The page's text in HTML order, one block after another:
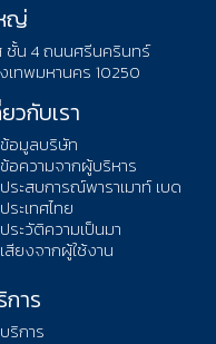
ญ่
ชั้น 4 ถนนศรีนครินทร์
เทพมหานคร 10250
วกับเรา
ข้อมูลบริษัท
ข้อความจากผู้บริหาร
ประสบการณ์พาราเมาท์ เบด
ประเทศไทย
ประวัติความเป็นมา
เสียงจากผู้ใช้งาน
การ
บริการ